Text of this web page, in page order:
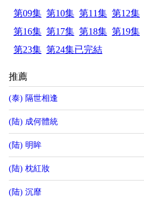
第09集 第10集 第11集 第12集
第16集 第17集 第18集 第19集
第23集 第24集已完結
推薦
(泰) 隔世相逢
(陆) 成何體統
(陆) 明眸
(陆) 枕紅妝
(陆) 沉靡